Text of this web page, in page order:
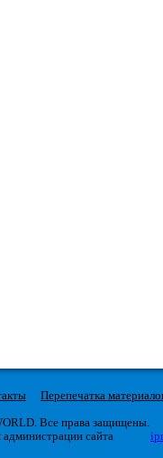
Перепечатка
Все права защищены.
сайта